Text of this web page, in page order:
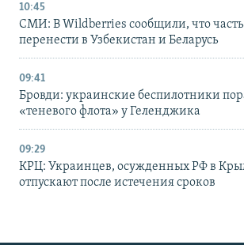
10:45
СМИ: В Wildberries сообщили, что часть
перенести в Узбекистан и Беларусь
09:41
Бровди: украинские беспилотники
«теневого флота» у Геленджика
09:29
КРЦ: Украинцев, осужденных РФ в
отпускают после истечения сроков